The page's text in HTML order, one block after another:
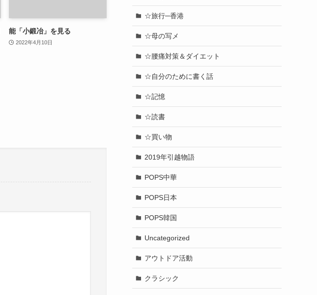
能「小鍛冶」を見る
2022年4月10日
☆旅行─香港
☆母の写メ
☆腰痛対策＆ダイエット
☆自分のために書く話
☆記憶
☆読書
☆買い物
2019年引越物語
POPS中華
POPS日本
POPS韓国
Uncategorized
アウトドア活動
クラシック